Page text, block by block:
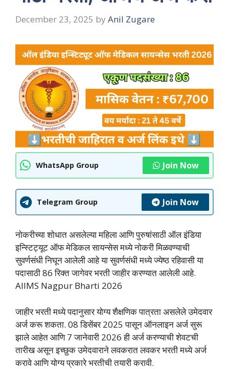
December 23, 2025 by Anil Zugare
WhatsApp Group Join Now
Telegram Group Join Now
नोकरीच्या शोधात असलेल्या महिला आणि पुरुषांसाठी ऑल इंडिया
इन्स्टिट्यूट ऑफ मेडिकल सायन्सेस मध्ये नोकरी मिळवण्याची
सुवर्णसंधी निघून आलेली आहे या सुवर्णसंधी मध्ये ज्येष्ठ रहिवासी या
पदासाठी 86 रिक्त जागेवर भरती जाहीर करण्यात आलेली आहे.
AIIMS Nagpur Bharti 2026
जाहीर भरती मध्ये पदानुसार योग्य शैक्षणिक पात्रता असलेले उमेदवार
अर्ज करू शकता. 08 डिसेंबर 2025 पासून ऑनलाइन अर्ज सुरू
झाले आहेत आणि 7 जानेवारी 2026 ही अर्ज करण्याची शेवटची
तारीख असून इच्छुक उमेदवाराने लवकरात लवकर भरती मध्ये अर्ज
करावे आणि योग्य प्रकारे भरतीची तयारी करावी.